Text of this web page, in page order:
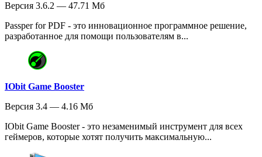
Версия 3.6.2 — 47.71 Мб
Passper for PDF - это инновационное программное решение,
разработанное для помощи пользователям в...
IObit Game Booster
Версия 3.4 — 4.16 Мб
IObit Game Booster - это незаменимый инструмент для всех
геймеров, которые хотят получить максимальную...